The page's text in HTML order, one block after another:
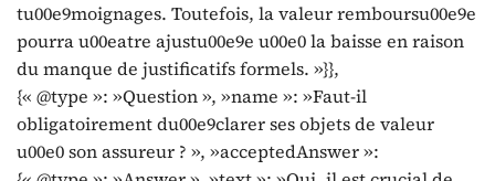
tu00e9moignages. Toutefois, la valeur remboursu00e9e
pourra u00eatre ajustu00e9e u00e0 la baisse en raison
du manque de justificatifs formels. »}},
{« @type »: »Question », »name »: »Faut-il
obligatoirement du00e9clarer ses objets de valeur
u00e0 son assureur ? », »acceptedAnswer »: